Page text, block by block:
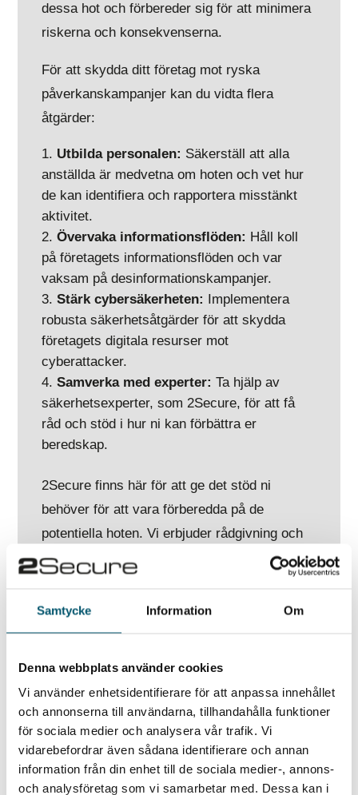
Samtycke Information Om
Denna webbplats använder cookies
Vi använder enhetsidentifierare för att anpassa innehållet
och annonserna till användarna, tillhandahålla funktioner
för sociala medier och analysera vår trafik. Vi
vidarebefordrar även sådana identifierare och annan
information från din enhet till de sociala medier-, annons-
och analysföretag som vi samarbetar med. Dessa kan i
dessa hot och förbereder sig för att minimera
riskerna och konsekvenserna.
För att skydda ditt företag mot ryska
påverkanskampanjer kan du vidta flera
åtgärder:
Utbilda personalen: Säkerställ att alla
anställda är medvetna om hoten och vet hur
de kan identifiera och rapportera misstänkt
aktivitet.
Övervaka informationsflöden: Håll koll
på företagets informationsflöden och var
vaksam på desinformationskampanjer.
Stärk cybersäkerheten: Implementera
robusta säkerhetsåtgärder för att skydda
företagets digitala resurser mot
cyberattacker.
Samverka med experter: Ta hjälp av
säkerhetsexperter, som 2Secure, för att få
råd och stöd i hur ni kan förbättra er
beredskap.
2Secure finns här för att ge det stöd ni
behöver för att vara förberedda på de
potentiella hoten. Vi erbjuder rådgivning och
utbildning för att hjälpa ditt företag att hantera
med ryska påverkanskampanjer.
säkerhetsläget eller behöver råd om hur ditt
företag kan skydda sig, tveka inte att
kontaktaDominic Bowenpå vår
utlandsdesk. Du kan nå honom via mail eller
telefon på +46 101 740 310.